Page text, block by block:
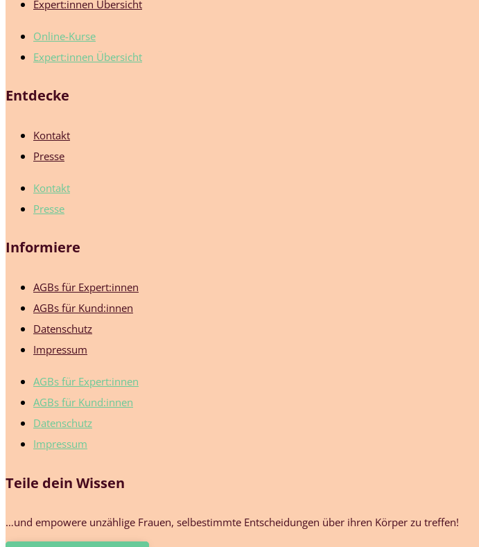
Expert:innen Übersicht
Online-Kurse
Expert:innen Übersicht
Entdecke
Kontakt
Presse
Kontakt
Presse
Informiere
AGBs für Expert:innen
AGBs für Kund:innen
Datenschutz
Impressum
AGBs für Expert:innen
AGBs für Kund:innen
Datenschutz
Impressum
Teile dein Wissen
…und empowere unzählige Frauen, selbestimmte Entscheidungen über ihren Körper zu treffen!